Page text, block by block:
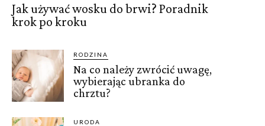
Jak używać wosku do brwi? Poradnik
krok po kroku
RODZINA
Na co należy zwrócić uwagę,
wybierając ubranka do
chrztu?
URODA